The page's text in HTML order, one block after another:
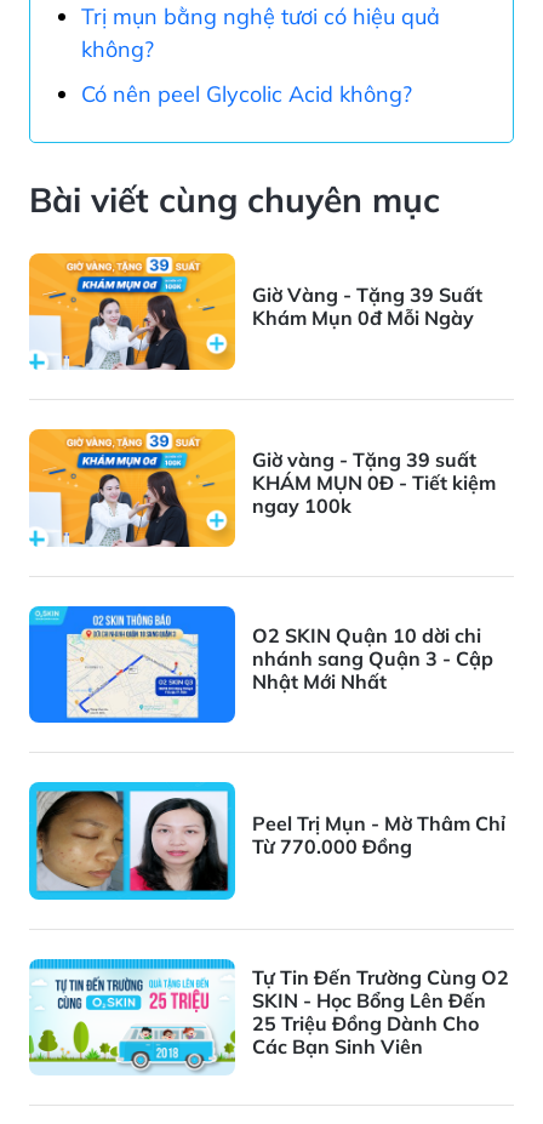
Trị mụn bằng nghệ tươi có hiệu quả
không?
Có nên peel Glycolic Acid không?
Bài viết cùng chuyên mục
Giờ Vàng - Tặng 39 Suất
Khám Mụn 0đ Mỗi Ngày
Giờ vàng - Tặng 39 suất
KHÁM MỤN 0Đ - Tiết kiệm
ngay 100k
O2 SKIN Quận 10 dời chi
nhánh sang Quận 3 - Cập
Nhật Mới Nhất
Peel Trị Mụn - Mờ Thâm Chỉ
Từ 770.000 Đồng
Tự Tin Đến Trường Cùng O2
SKIN - Học Bổng Lên Đến
25 Triệu Đồng Dành Cho
Các Bạn Sinh Viên